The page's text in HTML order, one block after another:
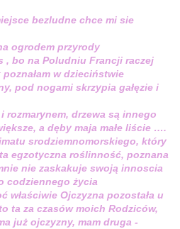
bezludne chce mi sie
ogrodem przyrody
, bo na Poludniu Francji raczej
w dzieciństwie
pod nogami skrzypia gałęzie i
rozmarynem, drzewa są innego
a dęby maja małe liście ….
srodziemnomorskiego, który
egzotyczna roślinność, poznana
nie zaskakuje swoją innoscia
codziennego życia
właściwie Ojczyzna pozostała u
ta za czasów moich Rodziców,
już ojczyzny, mam druga -